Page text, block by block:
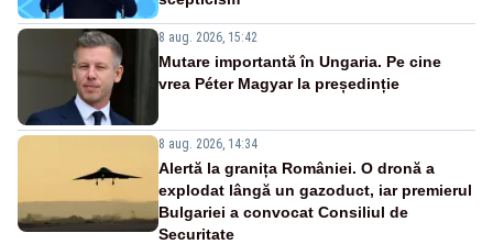
8 aug. 2026, 15:42
Mutare importantă în Ungaria. Pe cine
vrea Péter Magyar la președinție
8 aug. 2026, 14:34
Alertă la granița României. O dronă a
explodat lângă un gazoduct, iar premierul
Bulgariei a convocat Consiliul de
Securitate